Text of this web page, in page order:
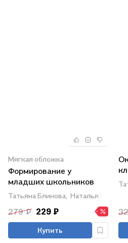
Мягкая обложка
Формирование у
младших школьников
общего умения решать
задачи: схемы анализа,
рекомендации,
фрагменты уроков
Татьяна Блинова, Наталья
279 ₽ 229 ₽
Купить